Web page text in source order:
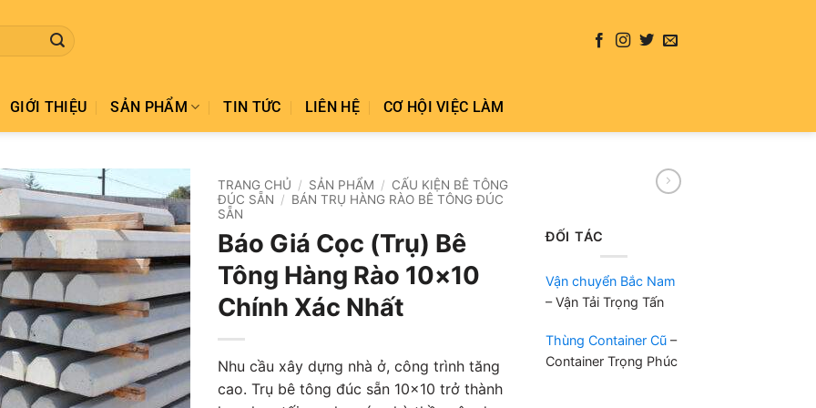
GIỚI THIỆU SẢN PHẨM TIN TỨC LIÊN HỆ CƠ HỘI VIỆC LÀM
Add to
wishlist
TRANG CHỦ / SẢN PHẨM / CẤU KIỆN BÊ TÔNG
ĐÚC SẴN / BÁN TRỤ HÀNG RÀO BÊ TÔNG ĐÚC
SẴN
Báo Giá Cọc (Trụ) Bê
Tông Hàng Rào 10×10
Chính Xác Nhất
Nhu cầu xây dựng nhà ở, công trình tăng
cao. Trụ bê tông đúc sẵn 10×10 trở thành
ĐỐI TÁC
Vận chuyển Bắc Nam
– Vận Tải Trọng Tấn
Thùng Container Cũ –
Container Trọng Phúc